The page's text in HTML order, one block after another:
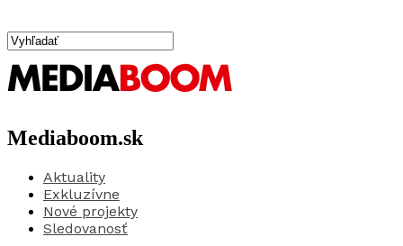
Mediaboom.sk
Aktuality
Exkluzívne
Nové projekty
Sledovanosť